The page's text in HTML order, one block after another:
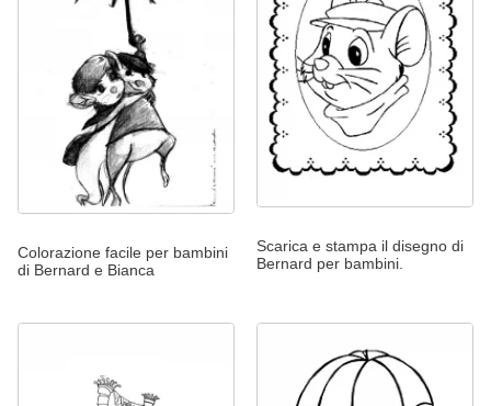
Colorazione facile per bambini
di Bernard e Bianca
Scarica e stampa il disegno di
Bernard per bambini.